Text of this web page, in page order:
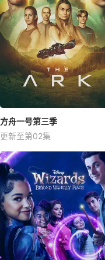
方舟一号第三季
更新至第02集